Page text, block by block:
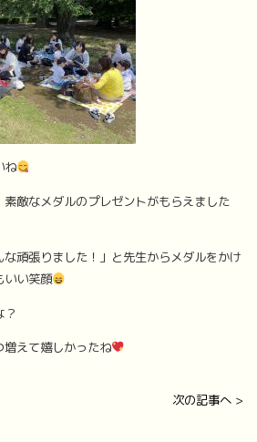
ね
敵なメダルのプレゼントがもらえました
な頑張りました！」と先生からメダルをかけ
いい笑顔
？
えて嬉しかったね
次の記事へ >